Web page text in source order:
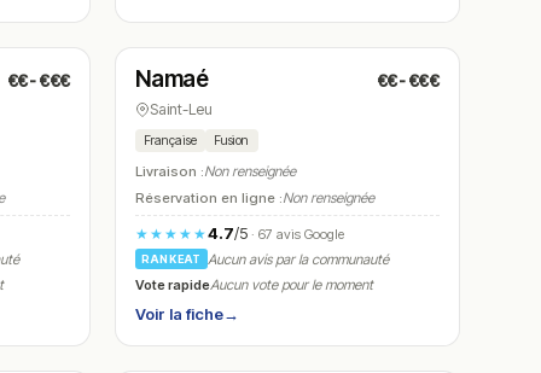
€€-€€€ N° 17
Fermé(11:00 – 14:30)
Namaé €€-€€€
Saint-Leu
Française Fusion
Livraison :Non renseignée
Réservation en ligne :Non renseignée
★★★★★4.7/5 · 67 avis Google
RANKEAT
Aucun avis par la communauté
Vote rapideAucun vote pour le moment
Voir la fiche→
Fermé(11:30 – 14:30, 18:30 – 21:30)